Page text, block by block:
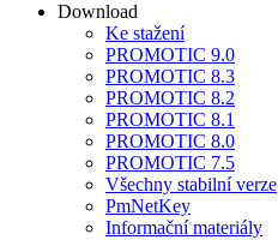
Download
Ke stažení
PROMOTIC 9.0
PROMOTIC 8.3
PROMOTIC 8.2
PROMOTIC 8.1
PROMOTIC 8.0
PROMOTIC 7.5
Všechny stabilní verze
PmNetKey
Informační materiály